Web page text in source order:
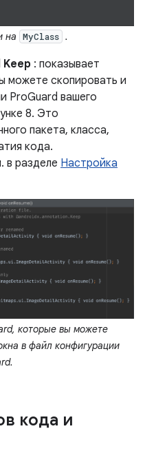
на MyClass .
: показывает
можете скопировать и
ProGuard вашего
8. Это
пакета, класса,
кода.
в разделе Настройка
которые вы можете
в файл конфигурации
кода и